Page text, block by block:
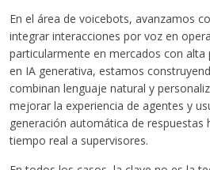
En el área de voicebots, avanzamos
integrar interacciones por voz en
particularmente en mercados con alta
en IA generativa, estamos
combinan lenguaje natural y
mejorar la experiencia de agentes y
generación automática de respuestas
tiempo real a supervisores.